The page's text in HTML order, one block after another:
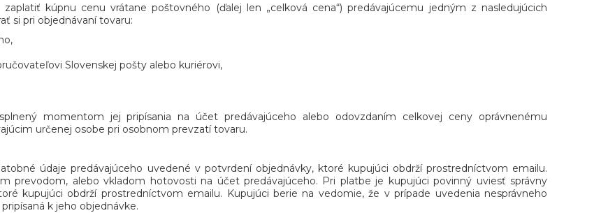
kúpnu cenu vrátane poštovného (ďalej len „celková cena“) predávajúcemu jedným z nasledujúcich
si pri objednávaní tovaru:
Slovenskej pošty alebo kuriérovi,
momentom jej pripísania na účet predávajúceho alebo odovzdaním celkovej ceny oprávnenému
určenej osobe pri osobnom prevzatí tovaru.
údaje predávajúceho uvedené v potvrdení objednávky, ktoré kupujúci obdrží prostredníctvom emailu.
prevodom, alebo vkladom hotovosti na účet predávajúceho. Pri platbe je kupujúci povinný uviesť správny
kupujúci obdrží prostredníctvom emailu. Kupujúci berie na vedomie, že v prípade uvedenia nesprávneho
k jeho objednávke.